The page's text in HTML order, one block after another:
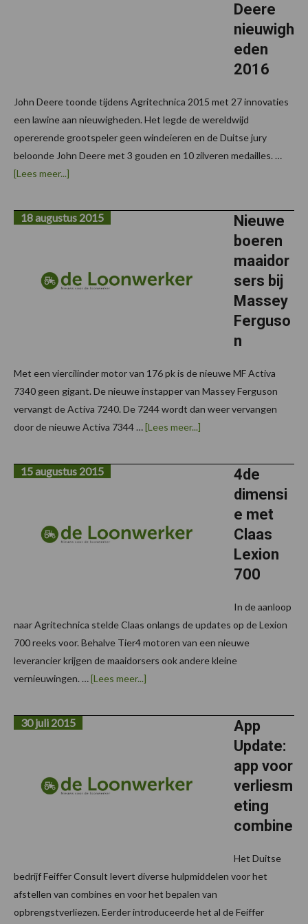
Deere
nieuwigh
eden
2016
John Deere toonde tijdens Agritechnica 2015 met 27 innovaties
een lawine aan nieuwigheden. Het legde de wereldwijd
opererende grootspeler geen windeieren en de Duitse jury
beloonde John Deere met 3 gouden en 10 zilveren medailles. …
[Lees meer...]
Deere
nieuwigheden
Nieuwe
boeren
maaidor
sers bij
Massey
Ferguso
n
18 augustus 2015
Met een viercilinder motor van 176 pk is de nieuwe MF Activa
7340 geen gigant. De nieuwe instapper van Massey Ferguson
vervangt de Activa 7240. De 7244 wordt dan weer vervangen
door de nieuwe Activa 7344 …[Lees meer...]
Ferguson4de
dimensi
e met
Claas
Lexion
700
15 augustus 2015
In de aanloop
naar Agritechnica stelde Claas onlangs de updates op de Lexion
700 reeks voor. Behalve Tier4 motoren van een nieuwe
leverancier krijgen de maaidorsers ook andere kleine
vernieuwingen. …[Lees meer...]
App
Update:
app voor
verliesm
eting
combine
30 juli 2015
Het Duitse
bedrijf Feiffer Consult levert diverse hulpmiddelen voor het
afstellen van combines en voor het bepalen van
opbrengstverliezen. Eerder introduceerde het al de Feiffer